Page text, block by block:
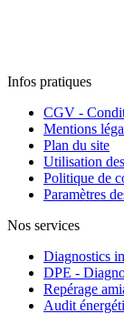
Infos pratiques
CGV -
Mentions
Plan du site
Utilisation
Politique de
Paramètres
Nos services
Diagnostics
DPE -
Repérage
Audit